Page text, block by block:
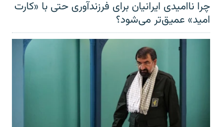
چرا ناامیدی ایرانیان برای فرزندآوری حتی با «کارت
امید» عمیق‌تر‌ می‌شود؟